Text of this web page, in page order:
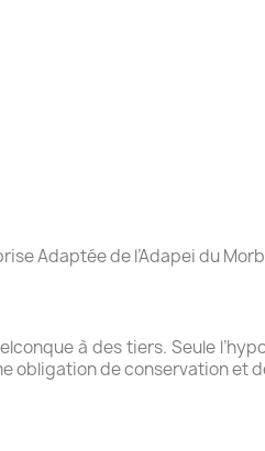
Adaptée de l’Adapei du
à des tiers. Seule
obligation de conservation et